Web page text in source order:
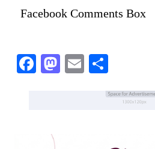
Facebook Comments Box
Facebook
Mastodon
Email